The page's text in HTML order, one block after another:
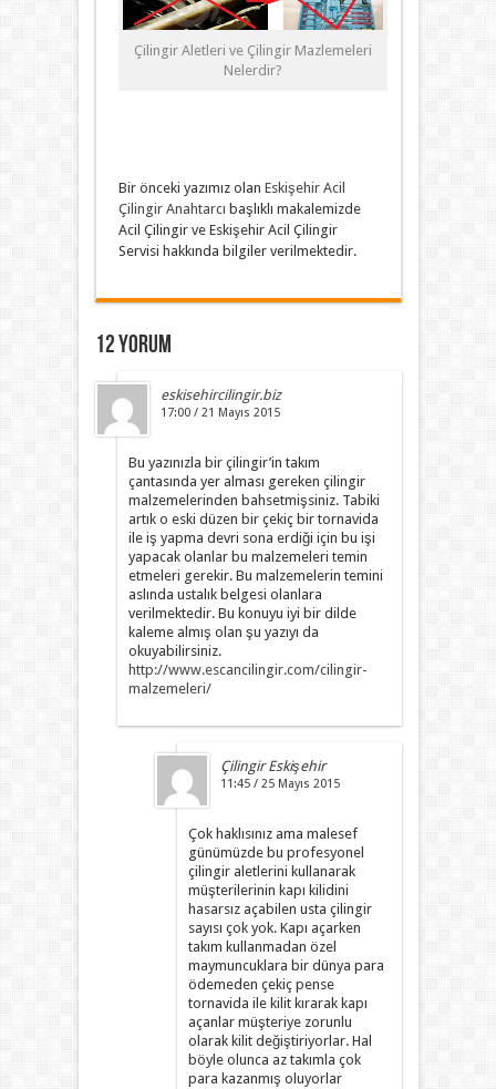
Çilingir Aletleri ve Çilingir Mazlemeleri
Nelerdir?
Bir önceki yazımız olan Eskişehir Acil
Çilingir Anahtarcı başlıklı makalemizde
Acil Çilingir ve Eskişehir Acil Çilingir
Servisi hakkında bilgiler verilmektedir.
12 yorum
eskisehircilingir.biz
17:00 / 21 Mayıs 2015
Bu yazınızla bir çilingir’in takım
çantasında yer alması gereken çilingir
malzemelerinden bahsetmişsiniz. Tabiki
artık o eski düzen bir çekiç bir tornavida
ile iş yapma devri sona erdiği için bu işi
yapacak olanlar bu malzemeleri temin
etmeleri gerekir. Bu malzemelerin temini
aslında ustalık belgesi olanlara
verilmektedir. Bu konuyu iyi bir dilde
kaleme almış olan şu yazıyı da
okuyabilirsiniz.
http://www.escancilingir.com/cilingir-
malzemeleri/
Çilingir Eskişehir
11:45 / 25 Mayıs 2015
Çok haklısınız ama malesef
günümüzde bu profesyonel
çilingir aletlerini kullanarak
müşterilerinin kapı kilidini
hasarsız açabilen usta çilingir
sayısı çok yok. Kapı açarken
takım kullanmadan özel
maymuncuklara bir dünya para
ödemeden çekiç pense
tornavida ile kilit kırarak kapı
açanlar müşteriye zorunlu
olarak kilit değiştiriyorlar. Hal
böyle olunca az takımla çok
para kazanmış oluyorlar